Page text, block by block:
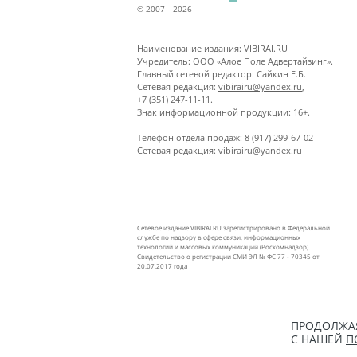
© 2007—2026
Наименование издания: VIBIRAI.RU
Учредитель: ООО «Алое Поле Адвертайзинг».
Главный сетевой редактор: Сайкин Е.Б.
Сетевая редакция: vibirairu@yandex.ru
+7 (351) 247-11-11.
Знак информационной продукции: 16+.
Телефон отдела продаж: 8 (917) 299-67-02
Сетевая редакция: vibirairu@yandex.ru
Сетевое издание VIBIRAI.RU зарегистрировано в Федеральной
службе по надзору в сфере связи, информационных
технологий и массовых коммуникаций (Роскомнадзор).
Свидетельство о регистрации СМИ ЭЛ № ФС 77 - 70345 от
20.07.2017 года
С НАШЕЙ